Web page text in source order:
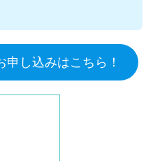
し込みはこちら！